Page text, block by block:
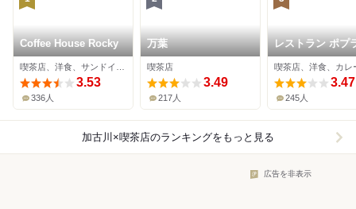
Coffee House Rocky
3.53
336人
万葉
喫茶店
3.49
217人
レストラン ポプ
喫茶店、洋食、カレ
3.47
245人
加古川×喫茶店のランキングをもっと見る
広告を非表示